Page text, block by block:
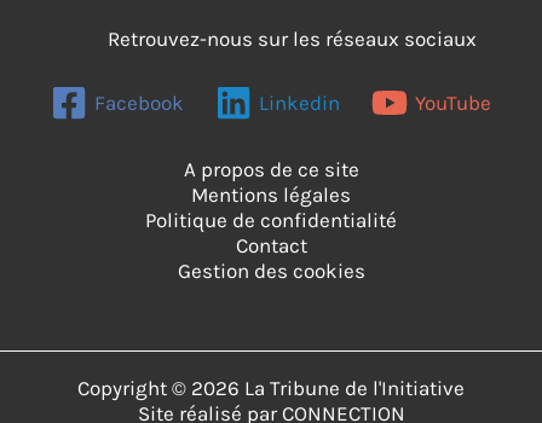
Retrouvez-nous sur les réseaux sociaux
Facebook Linkedin YouTube
A propos de ce site
Mentions légales
Politique de confidentialité
Contact
Gestion des cookies
Copyright © 2026 La Tribune de l'Initiative
Site réalisé par CONNECTION